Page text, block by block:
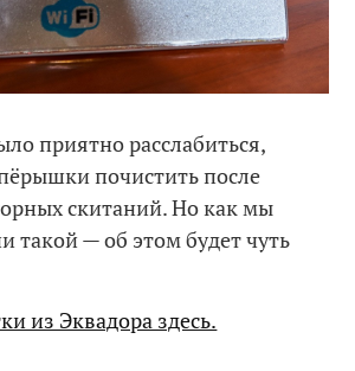
приятно расслабиться,
почистить после
скитаний. Но как мы
такой — об этом будет чуть
из Эквадора здесь.